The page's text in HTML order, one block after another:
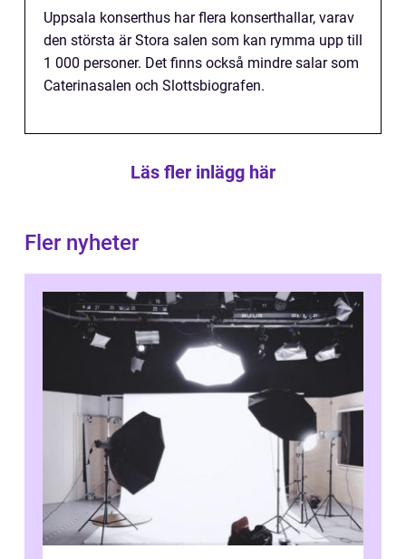
Uppsala konserthus har flera konserthallar, varav
den största är Stora salen som kan rymma upp till
1 000 personer. Det finns också mindre salar som
Caterinasalen och Slottsbiografen.
Läs fler inlägg här
Fler nyheter